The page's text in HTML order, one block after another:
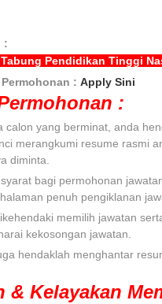
:
Pendidikan Tinggi
: Apply Sini
:
calon yang berminat, anda
merangkumi resume rasmi
diminta.
bagi permohonan
penuh pengiklanan
memilih jawatan
kekosongan jawatan.
hendaklah menghantar
& Kelayakan